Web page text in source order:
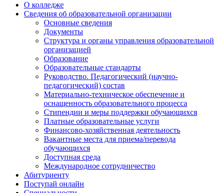
О колледже
Сведения об образовательной организации
Основные сведения
Документы
Структура и органы управления образовательной
организацией
Образование
Образовательные стандарты
Руководство. Педагогический (научно-
педагогический) состав
Материально-техническое обеспечение и
оснащенность образовательного процесса
Стипендии и меры поддержки обучающихся
Платные образовательные услуги
Финансово-хозяйственная деятельность
Вакантные места для приема/перевода
обучающихся
Доступная среда
Международное сотрудничество
Абитуриенту
Поступай онлайн